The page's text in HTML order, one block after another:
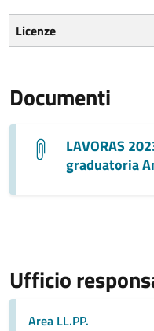
Licenze
Documenti
LAVORAS
graduatoria
Ufficio
Area LL.PP.